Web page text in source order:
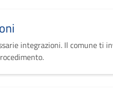
integrazioni. Il comune ti